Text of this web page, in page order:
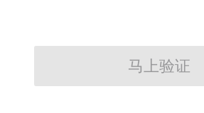
马上验证